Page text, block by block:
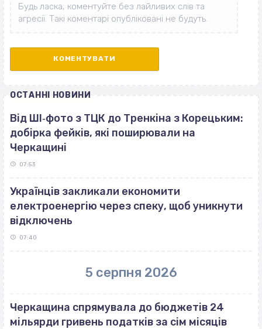
ОСТАННІ НОВИНИ
Від ШІ‐фото з ТЦК до Тренкіна з Корецьким:
добірка фейків, які поширювали на
Черкащині
07:53
Українців закликали економити
електроенергію через спеку, щоб уникнути
відключень
07:40
5 серпня 2026
Черкащина спрямувала до бюджетів 24
мільярди гривень податків за сім місяців